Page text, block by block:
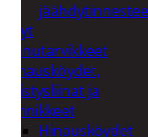
Öljyt
Hinausköydet,
kiristysliinat ja
kiinnikkeet
Hinausköydet